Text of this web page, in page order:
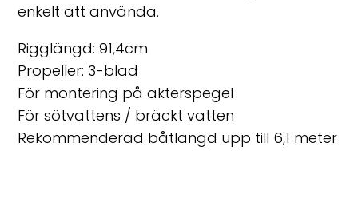
enkelt att använda.
Rigglängd: 91,4cm
Propeller: 3-blad
För montering på akterspegel
För sötvattens / bräckt vatten
Rekommenderad båtlängd upp till 6,1 meter